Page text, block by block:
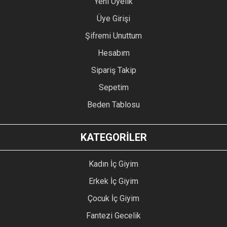
Üye Girişi
Şifremi Unuttum
Hesabım
Sipariş Takip
Sepetim
Beden Tablosu
KATEGORİLER
Kadın İç Giyim
Erkek İç Giyim
Çocuk İç Giyim
Fantezi Gecelik